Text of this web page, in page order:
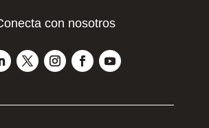
con nosotros